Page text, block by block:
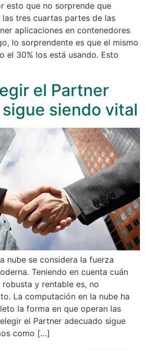
esto que no sorprende que
tres cuartas partes de las
aplicaciones en contenedores
lo sorprendente es que el mismo
el 30% los está usando. Esto
el Partner
siendo vital
nube se considera la fuerza
Teniendo en cuenta cuán
y rentable es, no
La computación en la nube ha
la forma en que operan las
el Partner adecuado sigue
como […]